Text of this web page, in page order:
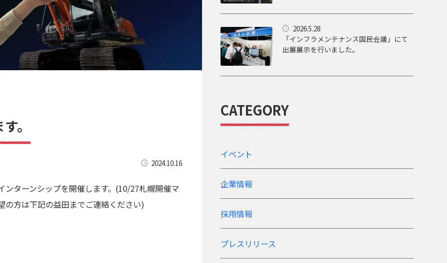
。
2024.10.16
ターンシップを開催します。(10/27札幌開催マ
の方は下記の益田までご連絡ください)
2026.5.28
「インフラメンテナンス国民会議」にて
出展展示を行いました。
CATEGORY
イベント
企業情報
採用情報
プレスリリース